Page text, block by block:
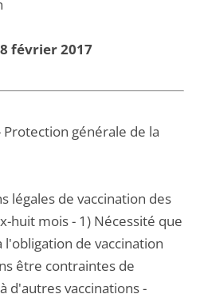
février 2017
générale de la
légales de vaccination des
huit mois - 1) Nécessité que
de vaccination
être contraintes de
d'autres vaccinations -